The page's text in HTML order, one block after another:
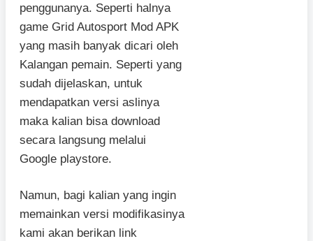
penggunanya. Seperti halnya
game Grid Autosport Mod APK
yang masih banyak dicari oleh
Kalangan pemain. Seperti yang
sudah dijelaskan, untuk
mendapatkan versi aslinya
maka kalian bisa download
secara langsung melalui
Google playstore.
Namun, bagi kalian yang ingin
memainkan versi modifikasinya
kami akan berikan link